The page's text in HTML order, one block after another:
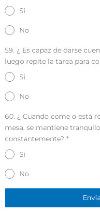
Si
No
59. ¿ Es capaz de darse
luego repite la tarea para
Si
No
60. ¿ Cuando come o está
mesa, se mantiene
constantemente? *
Si
No